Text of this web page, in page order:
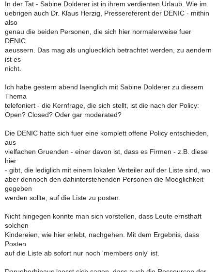
In der Tat - Sabine Dolderer ist in ihrem verdienten Urlaub. Wie im
uebrigen auch Dr. Klaus Herzig, Pressereferent der DENIC - mithin
also
genau die beiden Personen, die sich hier normalerweise fuer
DENIC
aeussern. Das mag als ungluecklich betrachtet werden, zu aendern
ist es
nicht.
Ich habe gestern abend laenglich mit Sabine Dolderer zu diesem
Thema
telefoniert - die Kernfrage, die sich stellt, ist die nach der Policy:
Open? Closed? Oder gar moderated?
Die DENIC hatte sich fuer eine komplett offene Policy entschieden,
aus
vielfachen Gruenden - einer davon ist, dass es Firmen - z.B. diese
hier
- gibt, die lediglich mit einem lokalen Verteiler auf der Liste sind, wo
aber dennoch den dahinterstehenden Personen die Moeglichkeit
gegeben
werden sollte, auf die Liste zu posten.
Nicht hingegen konnte man sich vorstellen, dass Leute ernsthaft
solchen
Kindereien, wie hier erlebt, nachgehen. Mit dem Ergebnis, dass
Posten
auf die Liste ab sofort nur noch 'members only' ist.